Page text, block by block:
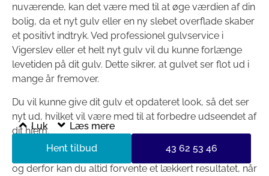
nuværende, kan det være med til at øge værdien af din
bolig, da et nyt gulv eller en ny slebet overflade skaber
et positivt indtryk. Ved professionel gulvservice i
Vigerslev eller et helt nyt gulv vil du kunne forlænge
levetiden på dit gulv. Dette sikrer, at gulvet ser flot ud i
mange år fremover.
Du vil kunne give dit gulv et opdateret look, så det ser
nyt ud, hvilket vil være med til at forbedre udseendet af
dit hjem.
Vi har mange års erfaring med gulvservice i Vigerslev,
og derfor kan du altid forvente et lækkert resultatet, når
Luk
Læs mere
Hent tilbud
43 62 53 46